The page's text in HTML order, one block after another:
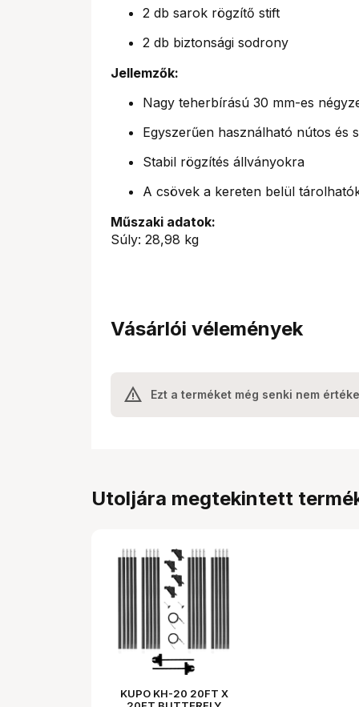
2 db sarok rögzítő stift
2 db biztonsági sodrony
Jellemzők:
Nagy teherbírású 30 mm-es
Egyszerűen használható nútos és
Stabil rögzítés állványokra
A csövek a kereten belül
Műszaki adatok:
Súly: 28,98 kg
Vásárlói vélemények
Ezt a terméket még senki nem
Utoljára megtekintett
KUPO KH-20 20FT X